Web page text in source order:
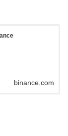
binance.com